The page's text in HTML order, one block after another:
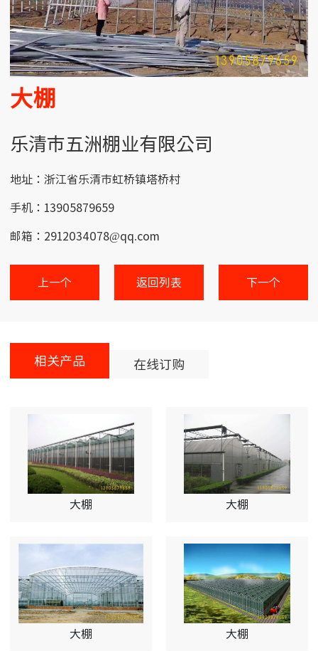
大棚
乐清市五洲棚业有限公司
地址：浙江省乐清市虹桥镇塔桥村
手机：13905879659
邮箱：2912034078@qq.com
上一个 返回列表 下一个
相关产品 在线订购
大棚 大棚
大棚 大棚